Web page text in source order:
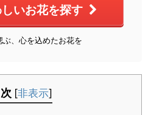
いお花を探す
ぶ、心を込めたお花を
[非表示]